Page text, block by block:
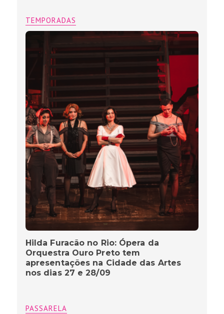
TEMPORADAS
Hilda Furacão no Rio: Ópera da
Orquestra Ouro Preto tem
apresentações na Cidade das Artes
nos dias 27 e 28/09
PASSARELA